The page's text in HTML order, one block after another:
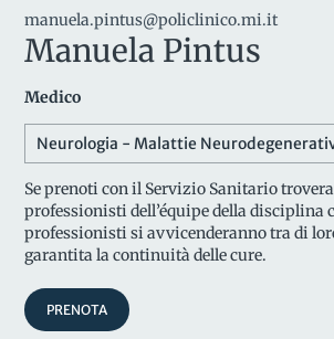
manuela.pintus@policlinico.mi.it
Manuela Pintus
Medico
Neurologia - Malattie
Se prenoti con il Servizio Sanitario
professionisti dell’équipe della disciplina
professionisti si avvicenderanno tra di
garantita la continuità delle cure.
PRENOTA